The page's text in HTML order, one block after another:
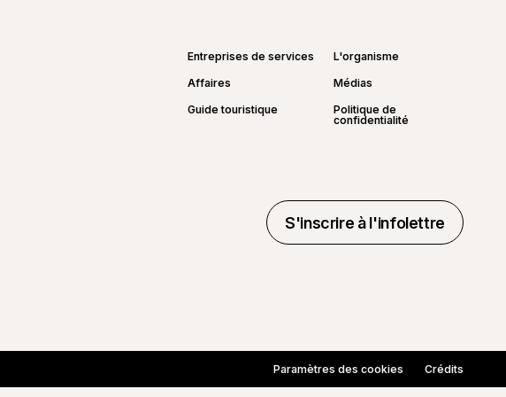
Entreprises de services
L'organisme
Affaires
Médias
Guide touristique
Politique de
confidentialité
S'inscrire à l'infolettre
S'inscrire à l'infolettre
Paramètres des cookies Crédits